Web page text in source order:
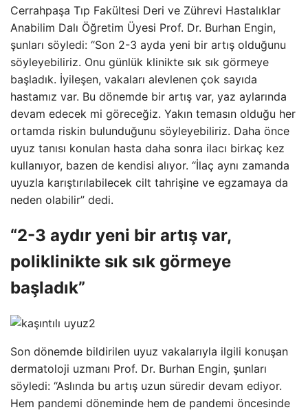
Cerrahpaşa Tıp Fakültesi Deri ve Zührevi Hastalıklar
Anabilim Dalı Öğretim Üyesi Prof. Dr. Burhan Engin,
şunları söyledi: “Son 2-3 ayda yeni bir artış olduğunu
söyleyebiliriz. Onu günlük klinikte sık sık görmeye
başladık. İyileşen, vakaları alevlenen çok sayıda
hastamız var. Bu dönemde bir artış var, yaz aylarında
devam edecek mi göreceğiz. Yakın temasın olduğu her
ortamda riskin bulunduğunu söyleyebiliriz. Daha önce
uyuz tanısı konulan hasta daha sonra ilacı birkaç kez
kullanıyor, bazen de kendisi alıyor. “İlaç aynı zamanda
uyuzla karıştırılabilecek cilt tahrişine ve egzamaya da
neden olabilir” dedi.
“2-3 aydır yeni bir artış var,
poliklinikte sık sık görmeye
başladık”
Son dönemde bildirilen uyuz vakalarıyla ilgili konuşan
dermatoloji uzmanı Prof. Dr. Burhan Engin, şunları
söyledi: “Aslında bu artış uzun süredir devam ediyor.
Hem pandemi döneminde hem de pandemi öncesinde